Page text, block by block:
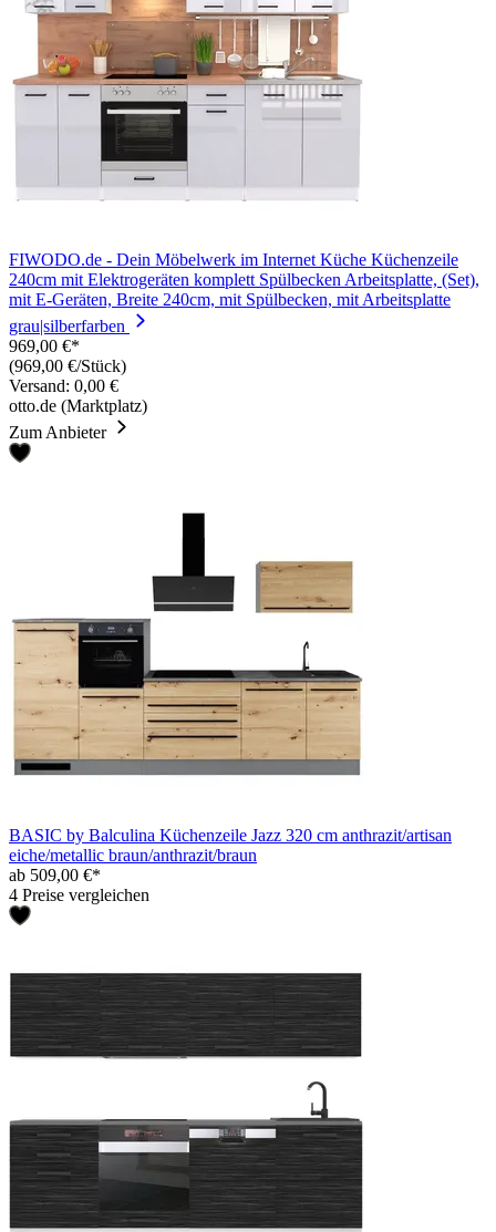
FIWODO.de - Dein Möbelwerk im Internet Küche Küchenzeile
240cm mit Elektrogeräten komplett Spülbecken Arbeitsplatte, (Set),
mit E-Geräten, Breite 240cm, mit Spülbecken, mit Arbeitsplatte
grau|silberfarben
969,00 €*
(969,00 €/Stück)
Versand: 0,00 €
otto.de (Marktplatz)
Zum Anbieter
BASIC by Balculina Küchenzeile Jazz 320 cm anthrazit/artisan
eiche/metallic braun/anthrazit/braun
ab 509,00 €*
4 Preise vergleichen